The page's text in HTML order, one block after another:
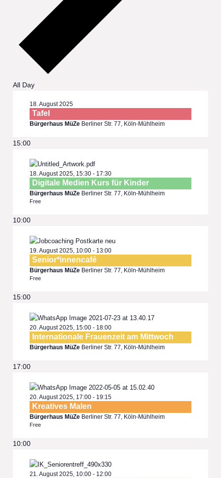
All Day
18. August 2025
Tafel
Bürgerhaus MüZe Berliner Str. 77, Köln-Mühlheim
15:00
18. August 2025, 15:30 - 17:30
Digitale Medien Kurs für Kinder
Bürgerhaus MüZe Berliner Str. 77, Köln-Mühlheim
Free
10:00
19. August 2025, 10:00 - 13:00
Senior*innencafé
Bürgerhaus MüZe Berliner Str. 77, Köln-Mühlheim
Free
15:00
20. August 2025, 15:00 - 18:00
Internationale Frauenzeit am Mittwoch
Bürgerhaus MüZe Berliner Str. 77, Köln-Mühlheim
17:00
20. August 2025, 17:00 - 19:15
Kreatives Malen
Bürgerhaus MüZe Berliner Str. 77, Köln-Mühlheim
Free
10:00
21. August 2025, 10:00 - 12:00